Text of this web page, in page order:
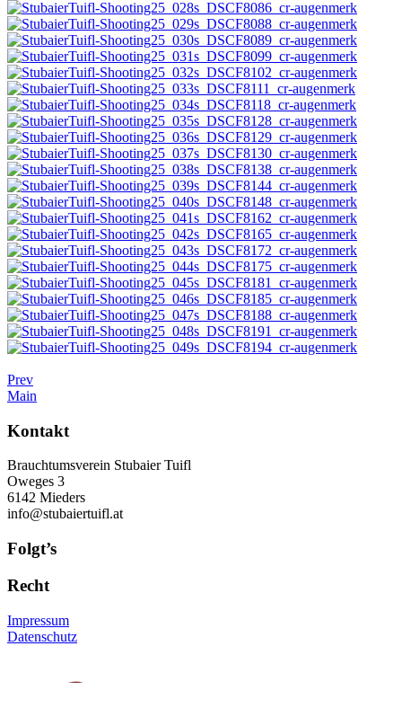
Prev
Main
Kontakt
Brauchtumsverein Stubaier Tuifl
Oweges 3
6142 Mieders
info@stubaiertuifl.at
Folgt’s
Recht
Impressum
Datenschutz